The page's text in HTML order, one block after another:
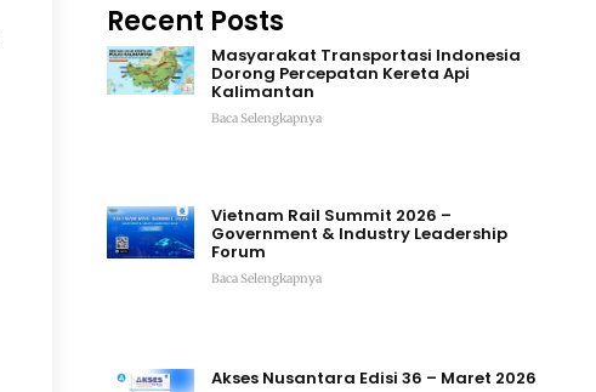
Recent Posts
Masyarakat Transportasi Indonesia
Dorong Percepatan Kereta Api
Kalimantan
Baca Selengkapnya
Vietnam Rail Summit 2026 –
Government & Industry Leadership
Forum
Baca Selengkapnya
Akses Nusantara Edisi 36 – Maret 2026